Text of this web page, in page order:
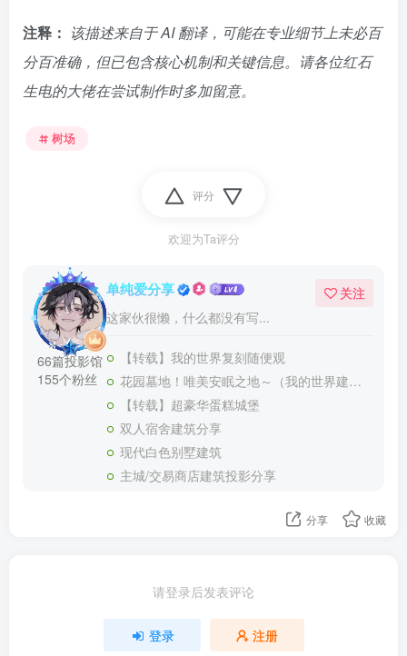
注释： 该描述来自于 AI 翻译，可能在专业细节上未必百
分百准确，但已包含核心机制和关键信息。请各位红石
生电的大佬在尝试制作时多加留意。
树场
评分
欢迎为Ta评分
66篇投影馆
155个粉丝
单纯爱分享
这家伙很懒，什么都没有写...
关注
【转载】我的世界复刻随便观
花园墓地！唯美安眠之地～（我的世界建筑教程）
【转载】超豪华蛋糕城堡
双人宿舍建筑分享
现代白色别墅建筑
主城/交易商店建筑投影分享
分享 收藏
请登录后发表评论
登录 注册